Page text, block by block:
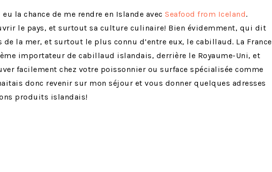
la chance de me rendre en Islande avec Seafood from Iceland.
le pays, et surtout sa culture culinaire! Bien évidemment, qui dit
la mer, et surtout le plus connu d’entre eux, le cabillaud. La France
importateur de cabillaud islandais, derrière le Royaume-Uni, et
facilement chez votre poissonnier ou surface spécialisée comme
donc revenir sur mon séjour et vous donner quelques adresses
produits islandais!